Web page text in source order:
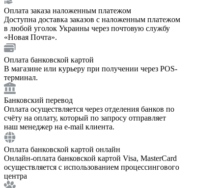
Оплата заказа наложенным платежом
Доступна доставка заказов с наложенным платежом
в любой уголок Украины через почтовую службу
«Новая Почта».
Оплата банковской картой
В магазине или курьеру при получении через POS-
терминал.
Банковский перевод
Оплата осуществляется через отделения банков по
счёту на оплату, который по запросу отправляет
наш менеджер на e-mail клиента.
Оплата банковской картой онлайн
Онлайн-оплата банковской картой Visa, MasterCard
осуществляется с использованием процессингового
центра